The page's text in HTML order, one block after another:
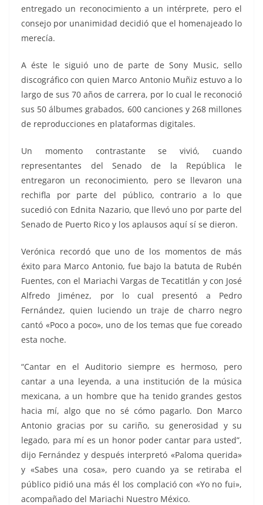
entregado un reconocimiento a un intérprete, pero el
consejo por unanimidad decidió que el homenajeado lo
merecía.
A éste le siguió uno de parte de Sony Music, sello
discográfico con quien Marco Antonio Muñiz estuvo a lo
largo de sus 70 años de carrera, por lo cual le reconoció
sus 50 álbumes grabados, 600 canciones y 268 millones
de reproducciones en plataformas digitales.
Un momento contrastante se vivió, cuando
representantes del Senado de la República le
entregaron un reconocimiento, pero se llevaron una
rechifla por parte del público, contrario a lo que
sucedió con Ednita Nazario, que llevó uno por parte del
Senado de Puerto Rico y los aplausos aquí sí se dieron.
Verónica recordó que uno de los momentos de más
éxito para Marco Antonio, fue bajo la batuta de Rubén
Fuentes, con el Mariachi Vargas de Tecatitlán y con José
Alfredo Jiménez, por lo cual presentó a Pedro
Fernández, quien luciendo un traje de charro negro
cantó «Poco a poco», uno de los temas que fue coreado
esta noche.
“Cantar en el Auditorio siempre es hermoso, pero
cantar a una leyenda, a una institución de la música
mexicana, a un hombre que ha tenido grandes gestos
hacia mí, algo que no sé cómo pagarlo. Don Marco
Antonio gracias por su cariño, su generosidad y su
legado, para mí es un honor poder cantar para usted”,
dijo Fernández y después interpretó «Paloma querida»
y «Sabes una cosa», pero cuando ya se retiraba el
público pidió una más él los complació con «Yo no fui»,
acompañado del Mariachi Nuestro México.